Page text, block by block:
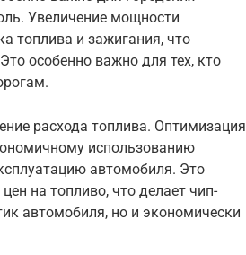
Увеличение мощности
топлива и зажигания, что
особенно важно для тех, кто
расхода топлива. Оптимизация
использованию
автомобиля. Это
на топливо, что делает чип-
автомобиля, но и экономически